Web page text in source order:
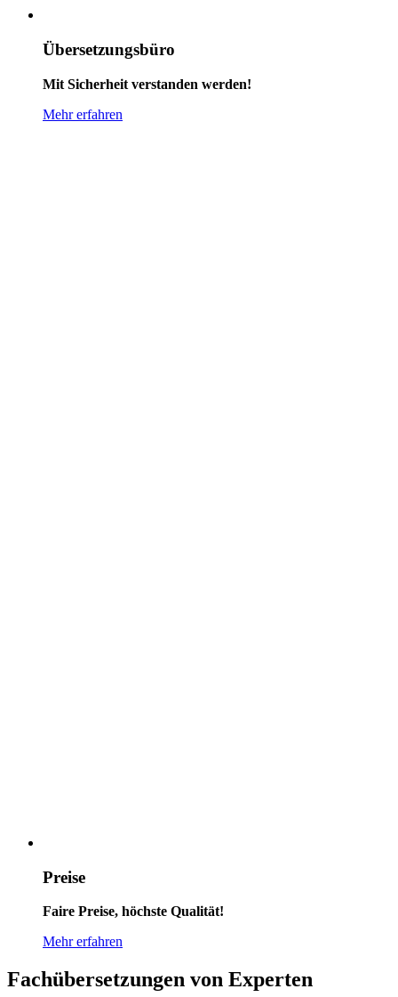
Überset­zungs­büro
Mit Sicherheit verstanden werden!
Mehr erfahren
Preise
Faire Preise, höchste Qualität!
Mehr erfahren
Fachübersetzungen von Experten